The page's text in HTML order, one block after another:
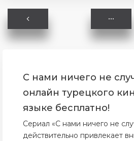
С нами ничего не
онлайн турецкого
языке бесплатно!
Сериал «С нами ничего не
действительно привлекает